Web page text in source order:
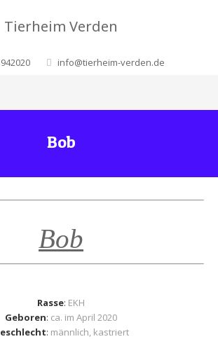
Tierheim Verden
info@tierheim-verden.de
Bob
Bob
Rasse: EKH
Geboren: ca. im April 2020
: männlich, kastriert